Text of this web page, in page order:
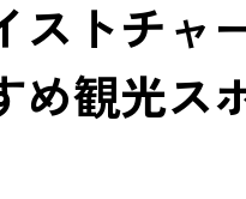
ストチャ
め観光ス